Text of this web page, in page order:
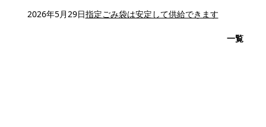
2026年5月29日指定ごみ袋は安定して供給できます
一覧